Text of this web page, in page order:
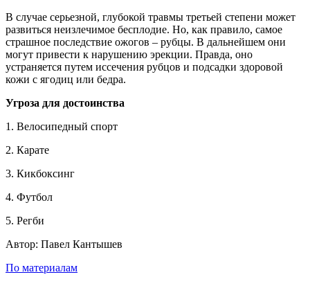
В случае серьезной, глубокой травмы третьей степени может
развиться неизлечимое бесплодие. Но, как правило, самое
страшное последствие ожогов – рубцы. В дальнейшем они
могут привести к нарушению эрекции. Правда, оно
устраняется путем иссечения рубцов и подсадки здоровой
кожи с ягодиц или бедра.
Угроза для достоинства
1. Велосипедный спорт
2. Карате
3. Кикбоксинг
4. Футбол
5. Регби
Автор: Павел Кантышев
По материалам